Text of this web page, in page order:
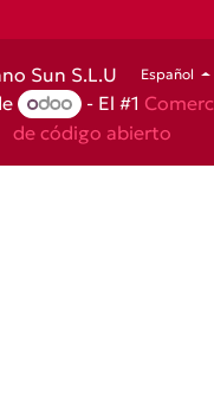
Sun S.L.U Español
- El #1
de código abierto